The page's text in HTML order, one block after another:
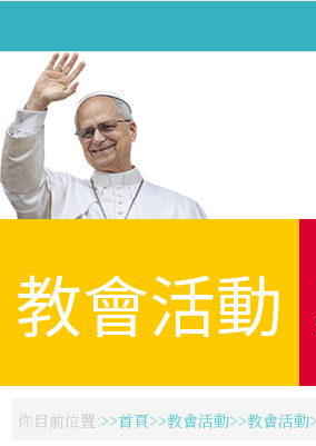
教會活動
你目前位置: 首頁 教會活動 教會活動